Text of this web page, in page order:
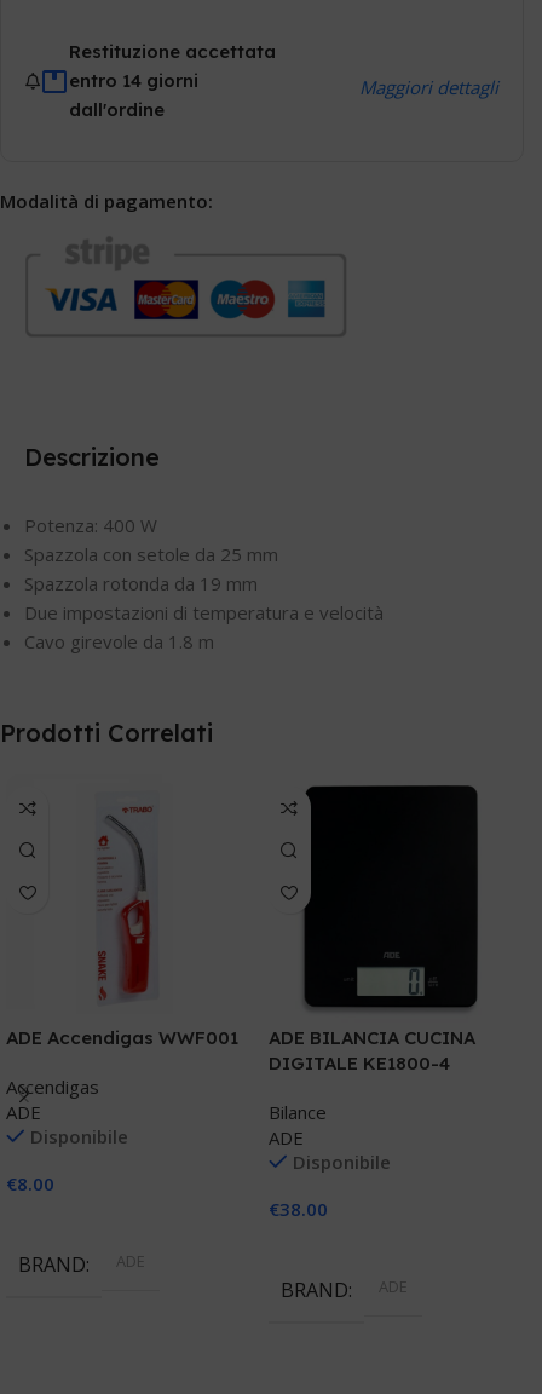
Restituzione accettata
entro 14 giorni
dall'ordine
Maggiori dettagli
Modalità di pagamento:
Descrizione
Potenza: 400 W
Spazzola con setole da 25 mm
Spazzola rotonda da 19 mm
Due impostazioni di temperatura e velocità
Cavo girevole da 1.8 m
Prodotti Correlati
ADE Accendigas WWF001
Accendigas
ADE
Disponibile
€8.00
BRAND ADE
ADE BILANCIA CUCINA
DIGITALE KE1800-4
Bilance
ADE
Disponibile
€38.00
BRAND ADE